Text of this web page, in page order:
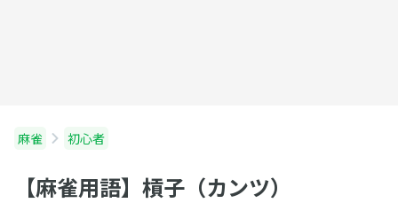
麻雀 初心者
【麻雀用語】槓子（カンツ）